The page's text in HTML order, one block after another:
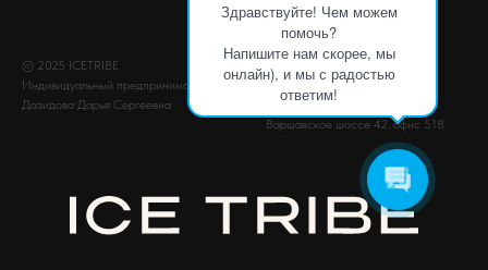
Здравствуйте! Чем можем
помочь?
Напишите нам скорее, мы
онлайн), и мы с радостью
ответим!
© 2025 ICETRIBE
Индивидуальный предприниматель
Дазидова Дарья Сергеевна
ОГРНИП: 310619516700026
ИНН: 616708059950
Почтовый адрес: г. Москва,
Варшавское шоссе 42, офис 518.